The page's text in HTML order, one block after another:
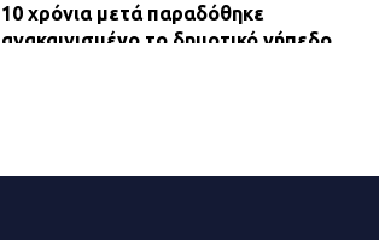
10 χρόνια μετά παραδόθηκε
ανακαινισμένο το δημοτικό γήπεδο
ΔΗΜΟΣ ΜΑΝΔΡΑΣ ΕΙΔΥΛΛΙΑΣ: